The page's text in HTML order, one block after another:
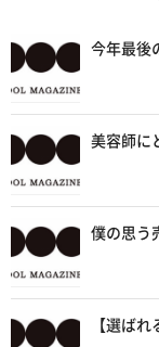
今年最後
美容師に
僕の思う
【選ばれ